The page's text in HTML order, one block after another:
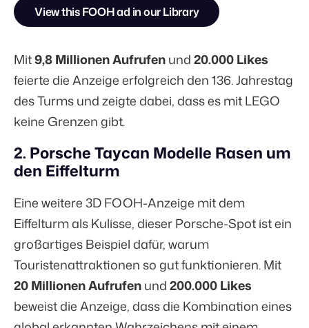
View this FOOH ad in our Library
Mit9,8 Millionen Aufrufenund20.000 Likes
feierte die Anzeige erfolgreich den 136. Jahrestag
des Turms und zeigte dabei, dass es mit LEGO
keine Grenzen gibt.
2. Porsche Taycan Modelle Rasen um
den Eiffelturm
Eine weitere 3D FOOH-Anzeige mit dem
Eiffelturm als Kulisse, dieser Porsche-Spot ist ein
großartiges Beispiel dafür, warum
Touristenattraktionen so gut funktionieren. Mit
20 Millionen Aufrufenund200.000 Likes
beweist die Anzeige, dass die Kombination eines